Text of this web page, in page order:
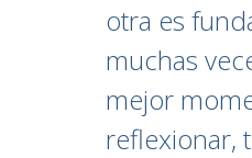
otra es
muchas
mejor
reflexionar,